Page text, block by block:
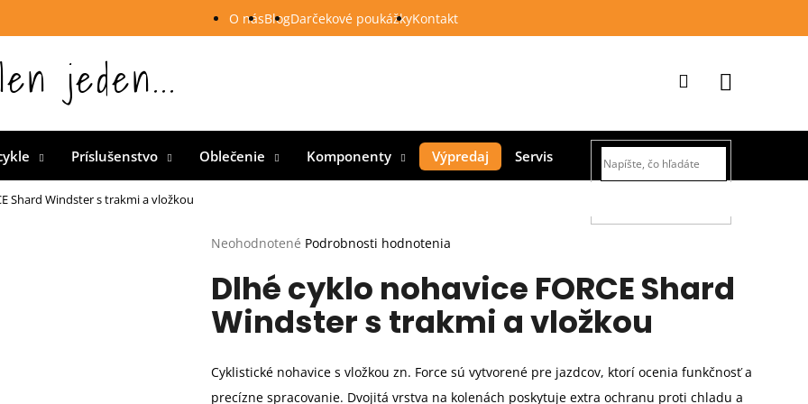
O násBlogDarčekové poukážkyKontakt
jeden...
Príslušenstvo Oblečenie Komponenty Výpredaj Servis
Prihlásenie
košík
Shard Windster s trakmi a vložkou
Priemerné
produktu
je
0,0
z
Neohodnotené Podrobnosti hodnotenia
Dlhé cyklo nohavice FORCE Shard
Windster s trakmi a vložkou
Cyklistické nohavice s vložkou zn. Force sú vytvorené pre jazdcov, ktorí ocenia funkčnosť a
precízne spracovanie. Dvojitá vrstva na kolenách poskytuje extra ochranu proti chladu a